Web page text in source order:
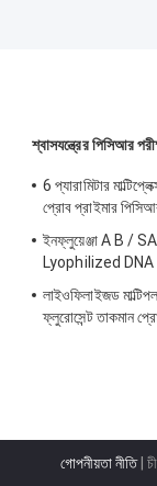
শ্বাসযন্ত্রের পিসিআর
6 প্যারামিটার
প্রোব প্রাইমার
ইনফ্লুয়েঞ্জা A B /
Lyophilized DNA
লাইওফিলাইজড
ফ্লুরোসেন্ট তাকমান
গোপনীয়তা নীতি|